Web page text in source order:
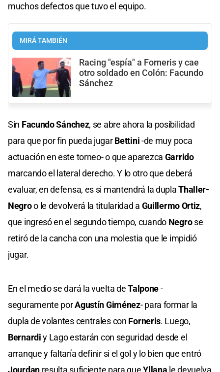
muchos defectos que tuvo el equipo.
MIRÁ TAMBIÉN
Racing "espía" a Forneris y cae
otro soldado en Colón: Facundo
Sánchez
Sin Facundo Sánchez, se abre ahora la posibilidad
para que por fin pueda jugarBettini-de muy poca
actuación en este torneo- o que aparezca Garrido
marcando el lateral derecho. Y lo otro que deberá
evaluar, en defensa, es si mantendrá la duplaThaller-
Negroo le devolverá la titularidad a Guillermo Ortiz,
que ingresó en el segundo tiempo, cuando Negrose
retiró de la cancha con una molestia que le impidió
jugar.
En el medio se dará la vuelta deTalpone-
seguramente porAgustín Giménez- para formar la
dupla de volantes centrales con Forneris. Luego,
Bernardiy Lago estarán con seguridad desde el
arranque y faltaría definir si el gol y lo bien que entró
Jourdanresulta suficiente para queYllana le devuelva